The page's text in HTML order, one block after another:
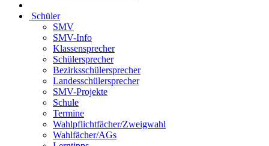
Schüler
SMV
SMV-Info
Klassensprecher
Schülersprecher
Bezirksschülersprecher
Landesschülersprecher
SMV-Projekte
Schule
Termine
Wahlpflichtfächer/Zweigwahl
Wahlfächer/AGs